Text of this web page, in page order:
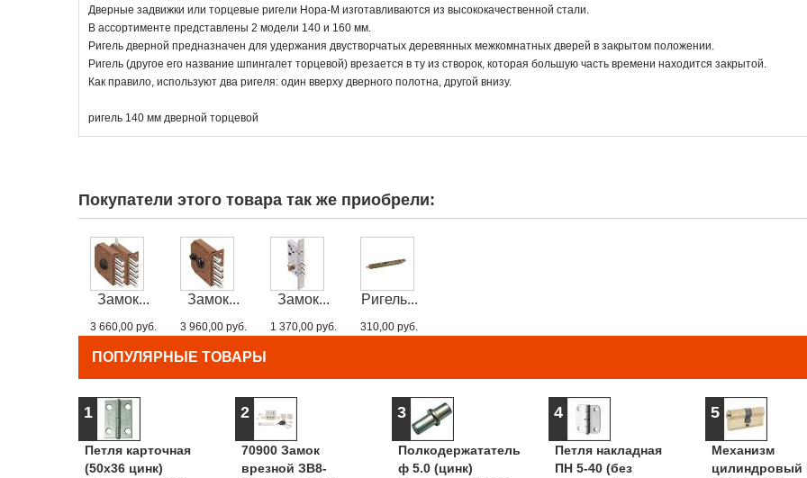
Дверные задвижки или торцевые ригели Нора-М изготавливаются из высококачественной стали.
В ассортименте представлены 2 модели 140 и 160 мм.
Ригель дверной предназначен для удержания двустворчатых деревянных межкомнатных дверей в закрытом положении.
Ригель (другое его название шпингалет торцевой) врезается в ту из створок, которая большую часть времени находится закрытой.
Как правило, используют два ригеля: один вверху дверного полотна, другой внизу.
ригель 140 мм дверной торцевой
Покупатели этого товара так же приобрели:
Замок...
3 660,00 руб.
Замок...
3 960,00 руб.
Замок...
1 370,00 руб.
Ригель...
310,00 руб.
ПОПУЛЯРНЫЕ ТОВАРЫ
1
Петля карточная
(50х36 цинк)
2
70900 Замок
врезной ЗВ8-
3
Полкодержататель
ф 5.0 (цинк)
4
Петля накладная
ПН 5-40 (без
5
Механизм
цилиндровый